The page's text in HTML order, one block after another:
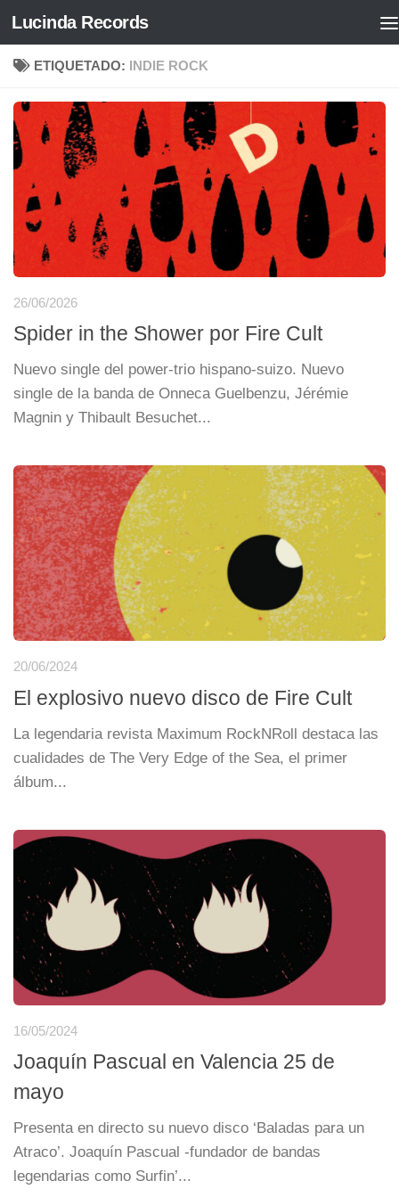
Saltar al contenido
Lucinda Records
ETIQUETADO: INDIE ROCK
26/06/2026
Spider in the Shower por Fire Cult
Nuevo single del power-trio hispano-suizo. Nuevo
single de la banda de Onneca Guelbenzu, Jérémie
Magnin y Thibault Besuchet...
20/06/2024
El explosivo nuevo disco de Fire Cult
La legendaria revista Maximum RockNRoll destaca las
cualidades de The Very Edge of the Sea, el primer
álbum...
16/05/2024
Joaquín Pascual en Valencia 25 de
mayo
Presenta en directo su nuevo disco ‘Baladas para un
Atraco’. Joaquín Pascual -fundador de bandas
legendarias como Surfin’...